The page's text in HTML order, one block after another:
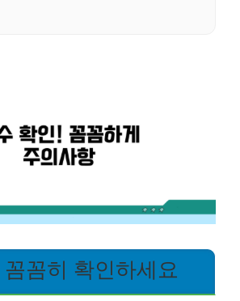
꼼히 확인하세요